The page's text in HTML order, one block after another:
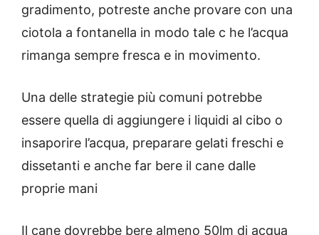
gradimento, potreste anche provare con una
ciotola a fontanella in modo tale c he l’acqua
rimanga sempre fresca e in movimento.
Una delle strategie più comuni potrebbe
essere quella di aggiungere i liquidi al cibo o
insaporire l’acqua, preparare gelati freschi e
dissetanti e anche far bere il cane dalle
proprie mani
Il cane dovrebbe bere almeno 50lm di acqua